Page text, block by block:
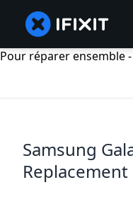
Pour réparer ensemble -
Samsung
Replacement